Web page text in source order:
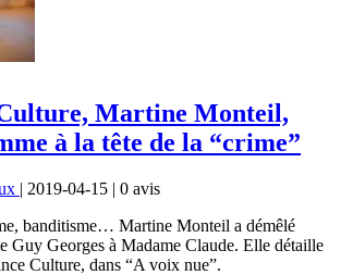
Martine Monteil,
à la tête de la “crime”
| 2019-04-15 | 0 avis
banditisme… Martine Monteil a démêlé
Guy Georges à Madame Claude. Elle détaille
Culture, dans “A voix nue”.